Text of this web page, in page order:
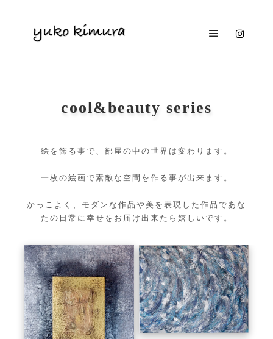
cool&beauty series
絵を飾る事で、部屋の中の世界は変わります。
一枚の絵画で素敵な空間を作る事が出来ます。
かっこよく、モダンな作品や美を表現した作品であな
たの日常に幸せをお届け出来たら嬉しいです。